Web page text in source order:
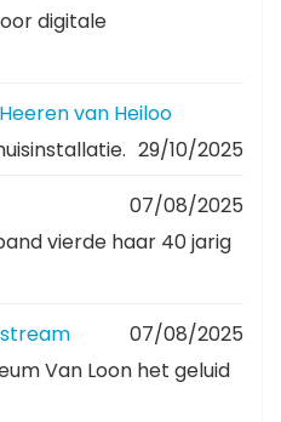
digitale
van Heiloo
29/10/2025
07/08/2025
vierde haar 40 jarig
07/08/2025
Van Loon het geluid